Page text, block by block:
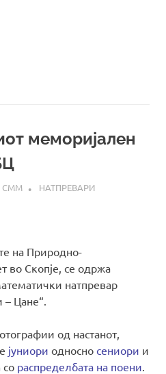
меморијален
СММ НАТПРЕВАРИ
на Природно-
во Скопје, се одржа
натпревар
Цане“.
од настанот,
јуниори односно сениори и
распределбата на поени